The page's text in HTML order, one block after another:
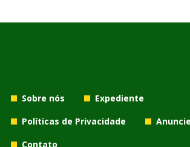
Sobre nós
Expediente
Políticas de Privacidade
Anuncie
Contato